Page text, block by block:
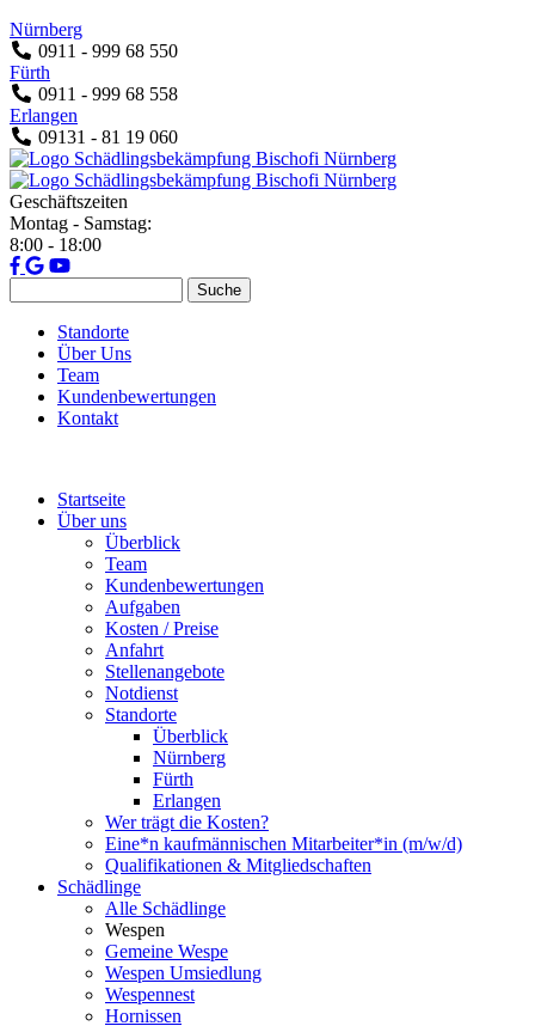
Jump to navigation
Nürnberg
0911 - 999 68 550
Fürth
0911 - 999 68 558
Erlangen
09131 - 81 19 060
Geschäftszeiten
Montag - Samstag:
8:00 - 18:00
Standorte
Über Uns
Team
Kundenbewertungen
Kontakt
Startseite
Über uns
Überblick
Team
Kundenbewertungen
Aufgaben
Kosten / Preise
Anfahrt
Stellenangebote
Notdienst
Standorte
Überblick
Nürnberg
Fürth
Erlangen
Wer trägt die Kosten?
Eine*n kaufmännischen Mitarbeiter*in (m/w/d)
Qualifikationen & Mitgliedschaften
Schädlinge
Alle Schädlinge
Wespen
Gemeine Wespe
Wespen Umsiedlung
Wespennest
Hornissen